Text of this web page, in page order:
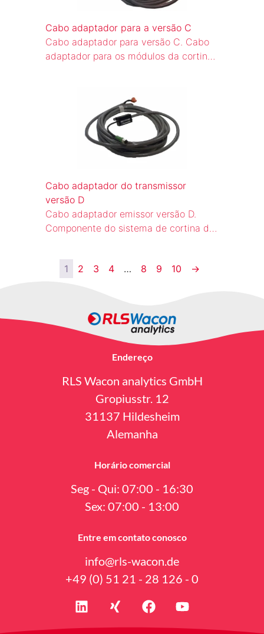
Cabo adaptador para a versão C
Cabo adaptador para versão C. Cabo
adaptador para os módulos da cortina
Cabo adaptador do transmissor
versão D
Cabo adaptador emissor versão D.
Componente do sistema de cortina de
e esteiras rolantes.
1 2 3 4 … 8 9 10 →
Endereço
RLS Wacon analytics GmbH
Gropiusstr. 12
31137 Hildesheim
Alemanha
Horário comercial
Seg - Qui: 07:00 - 16:30
Sex: 07:00 - 13:00
Entre em contato conosco
info@rls-wacon.de
+49 (0) 51 21 - 28 126 - 0